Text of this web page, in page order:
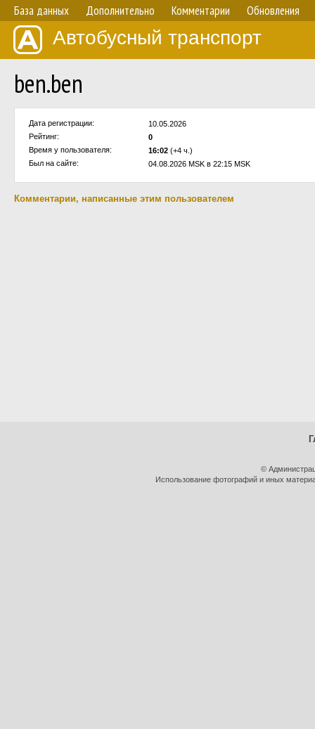
База данных Дополнительно Комментарии Обновления
Автобусный транспорт
ben.ben
Дата регистрации:
10.05.2026
Рейтинг:
0
Время у пользователя:
16:02 (+4 ч.)
Был на сайте:
04.08.2026 MSK в 22:15 MSK
Комментарии, написанные этим пользователем
©
Использование фотографий и иных